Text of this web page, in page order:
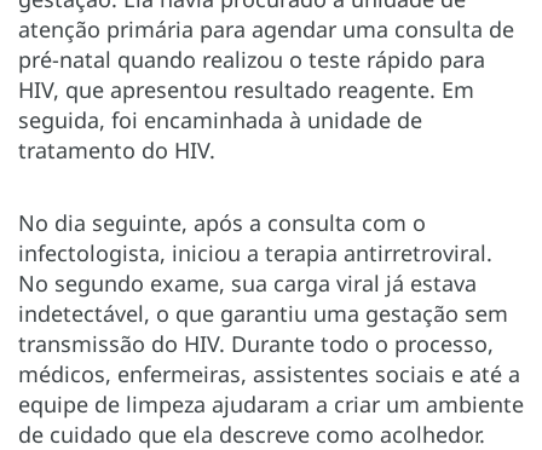
atenção primária para agendar uma consulta de
pré-natal quando realizou o teste rápido para
HIV, que apresentou resultado reagente. Em
seguida, foi encaminhada à unidade de
tratamento do HIV.
No dia seguinte, após a consulta com o
infectologista, iniciou a terapia antirretroviral.
No segundo exame, sua carga viral já estava
indetectável, o que garantiu uma gestação sem
transmissão do HIV. Durante todo o processo,
médicos, enfermeiras, assistentes sociais e até a
equipe de limpeza ajudaram a criar um ambiente
de cuidado que ela descreve como acolhedor.